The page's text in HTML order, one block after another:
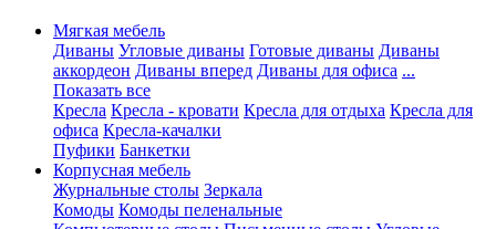
Мягкая мебель
Диваны Угловые диваны Готовые диваны Диваны
аккордеон Диваны вперед Диваны для офиса ...
Показать все
Кресла Кресла - кровати Кресла для отдыха Кресла для
офиса Кресла-качалки
Пуфики Банкетки
Корпусная мебель
Журнальные столы Зеркала
Комоды Комоды пеленальные